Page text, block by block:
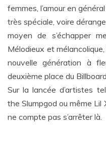
femmes, l’amour en
très spéciale, voire
moyen de s’échapper
Mélodieux et mélancolique,
nouvelle génération à
deuxième place du
Sur la lancée d’artistes
the Slumpgod ou même Lil
ne compte pas s’arrêter là.